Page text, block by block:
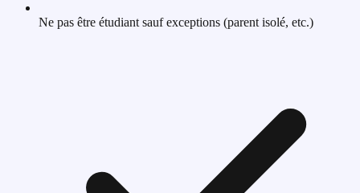
Ne pas être étudiant sauf exceptions (parent isolé, etc.)